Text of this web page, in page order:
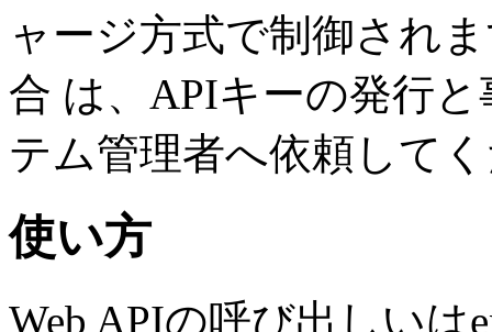
ャージ方式で制御され
合 は、APIキーの発行
テム管理者へ依頼して
使い方
Web APIの呼び出しいは